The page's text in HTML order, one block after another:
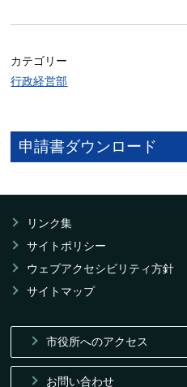
カテゴリー
行政経営部
申請書ダウンロード
リンク集
サイトポリシー
ウェブアクセシビリティ方針
サイトマップ
市役所へのアクセス
お問い合わせ